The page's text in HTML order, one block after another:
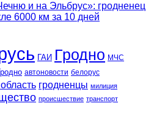
и на Эльбрус»: гродненец
6000 км за 10 дней
ГАИ Гродно МЧС
автоновости белорус
гродненцы милиция
происшествие транспорт